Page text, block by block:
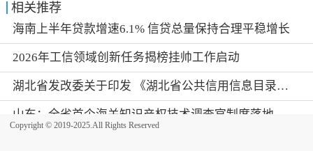
相关推荐
海南上半年贷款增速6.1% 信贷总量保持合理平稳增长
2026年工信领域创新任务揭榜挂帅工作启动
湖北省发改委关于印发 《湖北省公共信用信息目录（2026年版）》的通知
Copyright © 2019-2025.All Rights Reserved